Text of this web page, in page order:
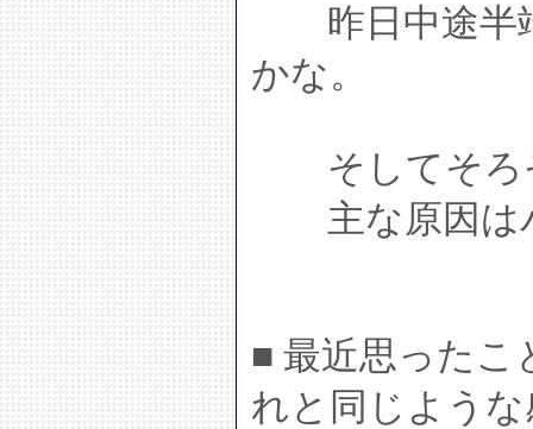
昨日中途半
かな。
そしてそろ
主な原因は
■ 最近思ったこ
れと同じよう